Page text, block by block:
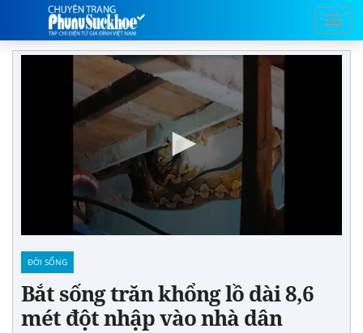
ĐỜI SỐNG
Bắt sống trăn khổng lồ dài 8,6
mét đột nhập vào nhà dân